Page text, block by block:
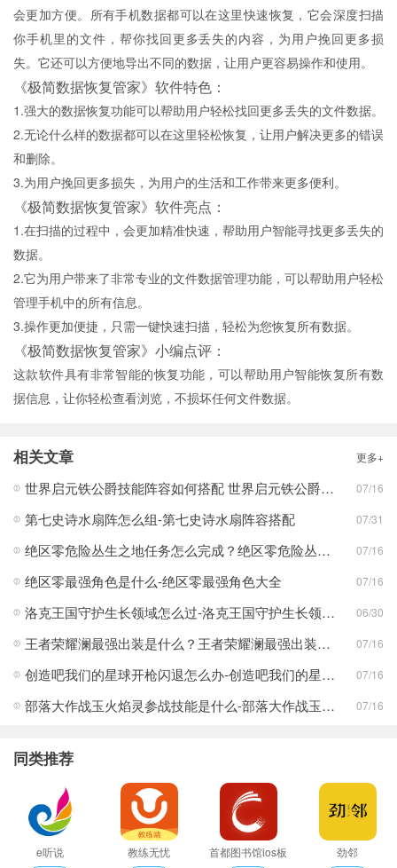
会更加方便。所有手机数据都可以在这里快速恢复，它会深度扫描
你手机里的文件，帮你找回更多丢失的内容，为用户挽回更多损
失。它还可以方便地导出不同的数据，让用户更容易操作和使用。
《极简数据恢复管家》软件特色：
1.强大的数据恢复功能可以帮助用户轻松找回更多丢失的文件数据。
2.无论什么样的数据都可以在这里轻松恢复，让用户解决更多的错误
和删除。
3.为用户挽回更多损失，为用户的生活和工作带来更多便利。
《极简数据恢复管家》软件亮点：
1.在扫描的过程中，会更加精准快速，帮助用户智能寻找更多丢失的
数据。
2.它为用户带来了非常专业的文件数据管理功能，可以帮助用户轻松
管理手机中的所有信息。
3.操作更加便捷，只需一键快速扫描，轻松为您恢复所有数据。
《极简数据恢复管家》小编点评：
这款软件具有非常智能的恢复功能，可以帮助用户智能恢复所有数
据信息，让你轻松查看浏览，不损坏任何文件数据。
相关文章 更多+
世界启元铁公爵技能阵容如何搭配 世界启元铁公爵技能阵容搭配合集 07/16
第七史诗水扇阵怎么组-第七史诗水扇阵容搭配 07/31
绝区零危险丛生之地任务怎么完成？绝区零危险丛生之地任务完成攻略 07/16
绝区零最强角色是什么-绝区零最强角色大全 07/16
洛克王国守护生长领域怎么过-洛克王国守护生长领域通关攻略 06/30
王者荣耀澜最强出装是什么？王者荣耀澜最强出装分享 07/16
创造吧我们的星球开枪闪退怎么办-创造吧我们的星球开枪闪退合集 07/16
部落大作战玉火焰灵参战技能是什么-部落大作战玉火焰灵参战技能合集 07/16
同类推荐
e听说
教练无忧
首都图书馆ios板
劲邻